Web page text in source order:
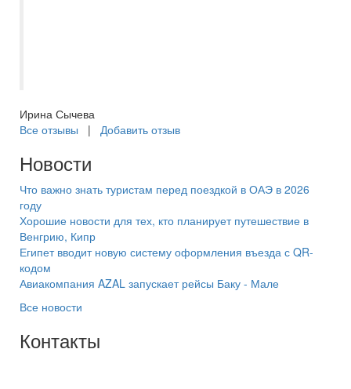
Ирина Сычева
Все отзывы | Добавить отзыв
Новости
Что важно знать туристам перед поездкой в ОАЭ в 2026
году
Хорошие новости для тех, кто планирует путешествие в
Венгрию, Кипр
Египет вводит новую систему оформления въезда с QR-
кодом
Авиакомпания AZAL запускает рейсы Баку - Мале
Все новости
Контакты